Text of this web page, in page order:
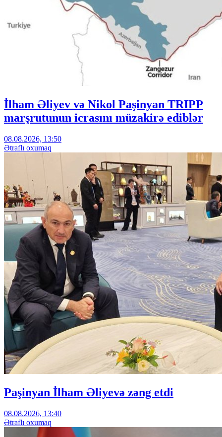
İlham Əliyev və Nikol Paşinyan TRIPP
marşrutunun icrasını müzakirə ediblər
08.08.2026, 13:50
Ətraflı oxumaq
Paşinyan İlham Əliyevə zəng etdi
08.08.2026, 13:40
Ətraflı oxumaq